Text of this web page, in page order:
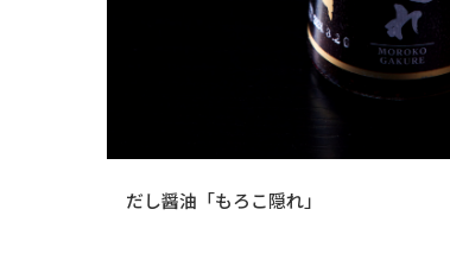
だし醤油「もろこ隠れ」